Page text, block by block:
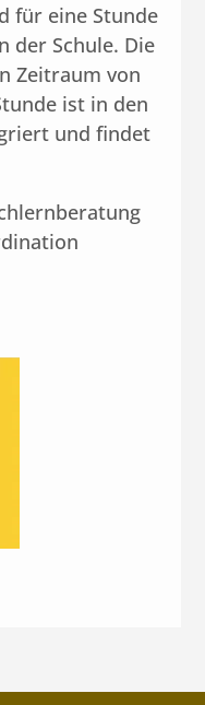
für eine Stunde
der Schule. Die
Zeitraum von
ist in den
und findet